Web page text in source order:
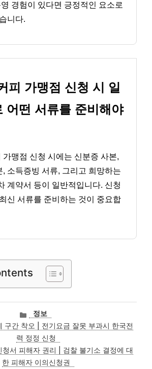
경험이 있다면 긍정적인 요소로
니다.
피 가맹점 신청 시 일
어떤 서류를 준비해야
가맹점 신청 시에는 신분증 사본,
, 소득증빙 서류, 그리고 희망하는
계약서 등이 일반적입니다. 신청
신 서류를 준비하는 것이 중요합
카
테
고
리
정보
구간 착오 | 전기요금 잘못 부과시 한국전
력 정정 신청
청서 피해자 권리 | 검찰 불기소 결정에 대
한 피해자 이의신청권